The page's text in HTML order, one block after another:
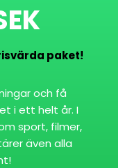
paket!
och få
i ett helt år. I
sport, filmer,
även alla